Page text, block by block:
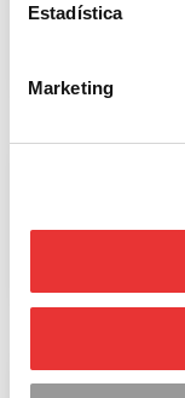
Estadística
Marketing